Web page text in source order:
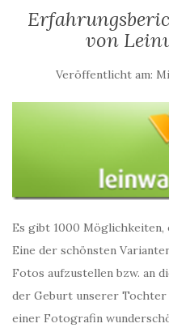
von
Veröffentlicht am:
Es gibt 1000 Möglichkeiten,
Eine der schönsten
Fotos aufzustellen bzw. an
der Geburt unserer Tochter
einer Fotografin